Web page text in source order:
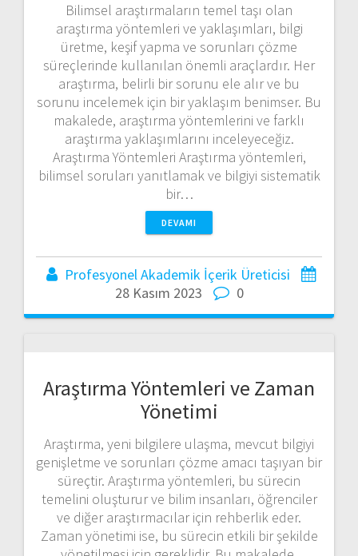
Bilimsel araştırmaların temel taşı olan
araştırma yöntemleri ve yaklaşımları, bilgi
üretme, keşif yapma ve sorunları çözme
süreçlerinde kullanılan önemli araçlardır. Her
araştırma, belirli bir sorunu ele alır ve bu
sorunu incelemek için bir yaklaşım benimser. Bu
makalede, araştırma yöntemlerini ve farklı
araştırma yaklaşımlarını inceleyeceğiz.
Araştırma Yöntemleri Araştırma yöntemleri,
bilimsel soruları yanıtlamak ve bilgiyi sistematik
bir…
DEVAMI
Profesyonel Akademik İçerik Üreticisi
28 Kasım 2023
0
Araştırma Yöntemleri ve Zaman
Yönetimi
Araştırma, yeni bilgilere ulaşma, mevcut bilgiyi
genişletme ve sorunları çözme amacı taşıyan bir
süreçtir. Araştırma yöntemleri, bu sürecin
temelini oluşturur ve bilim insanları, öğrenciler
ve diğer araştırmacılar için rehberlik eder.
Zaman yönetimi ise, bu sürecin etkili bir şekilde